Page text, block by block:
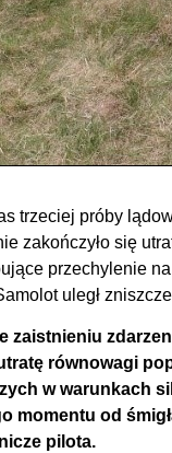
trzeciej próby
zakończyło się
przechylenie
uległ
zaistnieniu
równowagi
w warunkach
momentu od
pilota.